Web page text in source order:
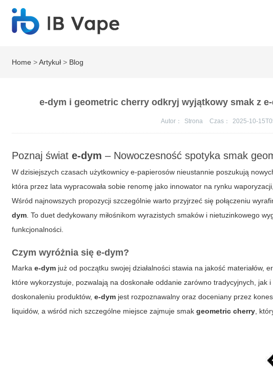
Home >Artykuł > Blog
e-dym i geometric cherry odkryj wyjątkowy smak z
Autor： Strona Czas： 2025-10-
Poznaj świate-dym – Nowoczesność spotyka smak
W dzisiejszych czasach użytkownicy e-papierosów nieustannie poszukują
która przez lata wypracowała sobie renomę jako innowator na rynku
Wśród najnowszych propozycji szczególnie warto przyjrzeć się połączeniu
dym . To duet dedykowany miłośnikom wyrazistych smaków i nietuzinkowego
funkcjonalności.
Czym wyróżnia sięe-dym?
Markae-dym już od początku swojej działalności stawia na jakość materiałów,
które wykorzystuje, pozwalają na doskonałe oddanie zarówno tradycyjnych,
doskonaleniu produktów,e-dym jest rozpoznawalny oraz doceniany przez
liquidów, a wśród nich szczególne miejsce zajmuje smakgeometric cherry ,